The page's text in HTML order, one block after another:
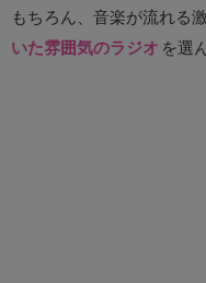
もちろん、音楽が流れる
いた雰囲気のラジオ を選